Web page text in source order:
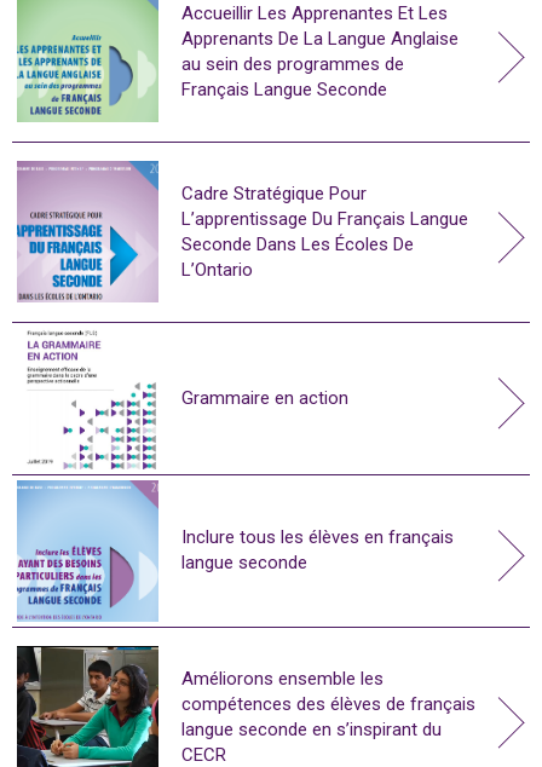
Accueillir Les Apprenantes Et Les
Apprenants De La Langue Anglaise
au sein des programmes de
Français Langue Seconde
Cadre Stratégique Pour
L’apprentissage Du Français Langue
Seconde Dans Les Écoles De
L’Ontario
Grammaire en action
Inclure tous les élèves en français
langue seconde
Améliorons ensemble les
compétences des élèves de français
langue seconde en s’inspirant du
CECR